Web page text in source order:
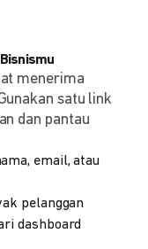
menerima
satu link
dan pantau
email, atau
pelanggan
dashboard